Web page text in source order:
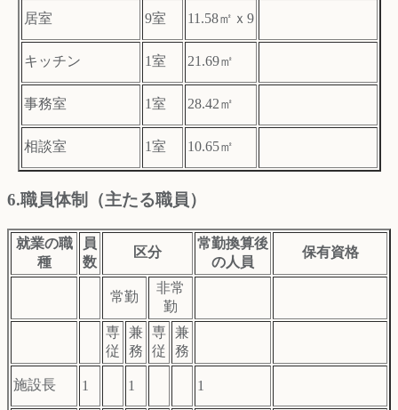
居室 9室 11.58㎡ｘ9
キッチン 1室 21.69㎡
事務室 1室 28.42㎡
相談室 1室 10.65㎡
6.職員体制（主たる職員）
就業の職
種
員
数
区分
常勤換算後
の人員
保有資格
常勤
非常
勤
専
従
兼
務
専
従
兼
務
施設長 1 1 1